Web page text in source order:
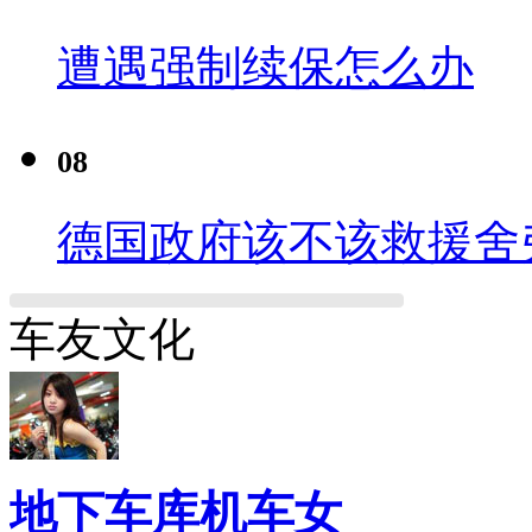
遭遇强制续保怎么办
08
德国政府该不该救援舍
车友文化
地下车库机车女